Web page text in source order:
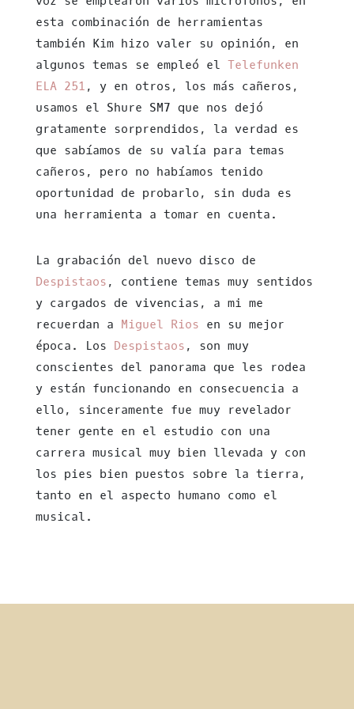
esta combinación de herramientas
también Kim hizo valer su opinión, en
algunos temas se empleó el Telefunken
ELA 251 , y en otros, los más cañeros,
usamos el Shure SM7 que nos dejó
gratamente sorprendidos, la verdad es
que sabíamos de su valía para temas
cañeros, pero no habíamos tenido
oportunidad de probarlo, sin duda es
una herramienta a tomar en cuenta.
La grabación del nuevo disco de
Despistaos , contiene temas muy sentidos
y cargados de vivencias, a mi me
recuerdan a Miguel Rios en su mejor
época. Los Despistaos , son muy
conscientes del panorama que les rodea
y están funcionando en consecuencia a
ello, sinceramente fue muy revelador
tener gente en el estudio con una
carrera musical muy bien llevada y con
los pies bien puestos sobre la tierra,
tanto en el aspecto humano como el
musical.